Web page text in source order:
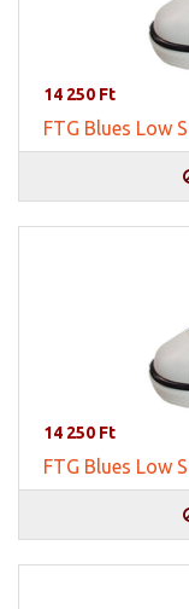
14 250 Ft
FTG Blues Low
14 250 Ft
FTG Blues Low